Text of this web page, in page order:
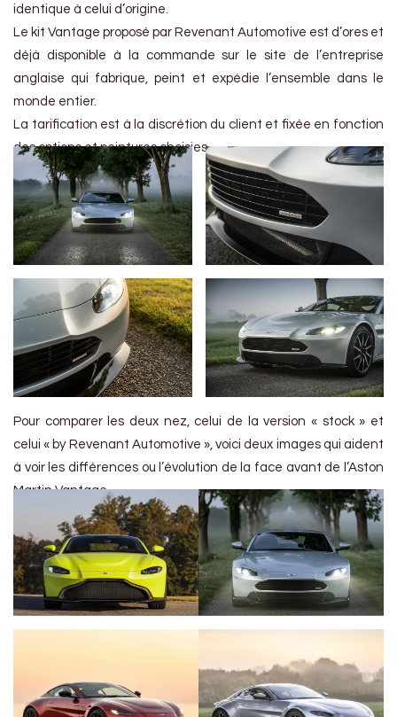
identique à celui d’origine.
Le kit Vantage proposé par Revenant Automotive est d’ores et
déjà disponible à la commande sur le site de l’entreprise
anglaise qui fabrique, peint et expédie l’ensemble dans le
monde entier.
La tarification est à la discrétion du client et fixée en fonction
des options et peintures choisies.
Pour comparer les deux nez, celui de la version « stock » et
celui « by Revenant Automotive », voici deux images qui aident
à voir les différences ou l’évolution de la face avant de l’Aston
Martin Vantage.